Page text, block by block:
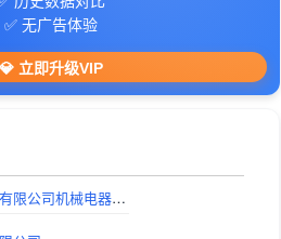
生活服务_让上网更顺溜
✅ 无广告体验
💎 立即升级VIP
山东中煤工矿物资集团有限公司机械电器制造分公司